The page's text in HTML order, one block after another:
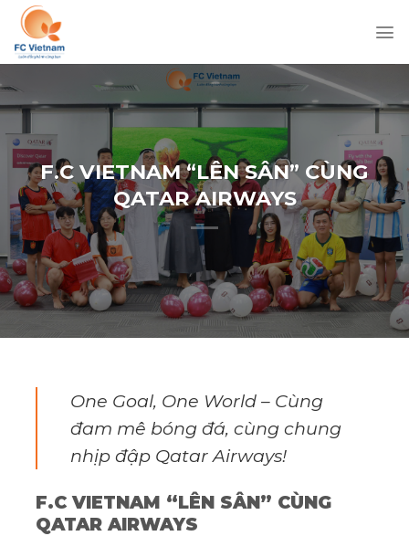
Chuyển
đến
nội
F.C VIETNAM “LÊN SÂN” CÙNG
QATAR AIRWAYS
One Goal, One World – Cùng
đam mê bóng đá, cùng chung
nhịp đập Qatar Airways!
F.C VIETNAM “LÊN SÂN” CÙNG
QATAR AIRWAYS